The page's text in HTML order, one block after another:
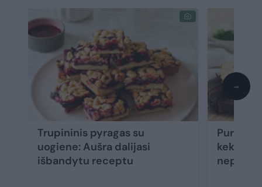
Trupininis pyragas su
uogiene: Aušra dalijasi
išbandytu receptu
Purus ir
keksas
→